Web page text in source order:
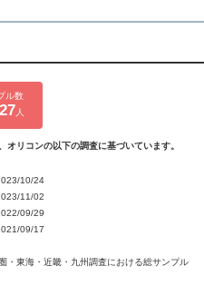
ル数
人
リコンの以下の調査に基づいています。
10/24
11/02
09/29
09/17
・東海・近畿・九州調査における総サンプル